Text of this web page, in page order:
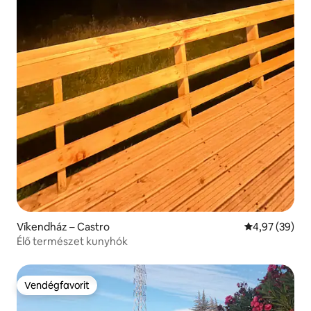
Víkendház – Castro Átlagos
4,97 (39)
Élő természet kunyhók
Vendégfavorit
Vendégfavorit